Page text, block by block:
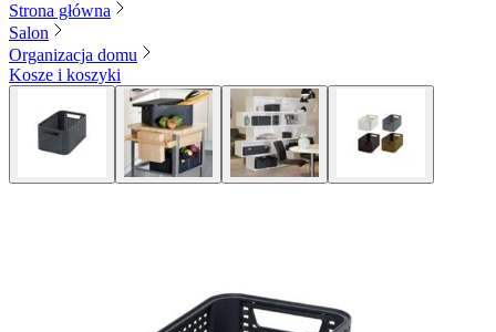
Strona główna
Salon
Organizacja domu
Kosze i koszyki